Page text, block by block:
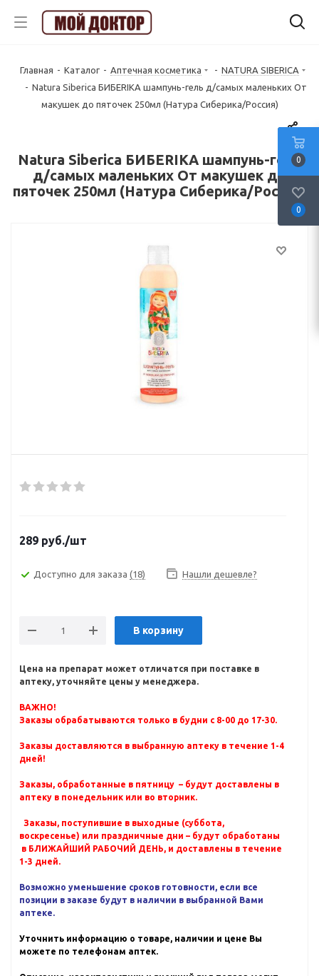
Главная - Каталог - Аптечная косметика - NATURA SIBERICA
- Natura Siberica БИБЕRIKA шампунь-гель д/самых маленьких От
макушек до пяточек 250мл (Натура Сиберика/Россия)
Natura Siberica БИБЕRIKA шампунь-гель
д/самых маленьких От макушек до
пяточек 250мл (Натура Сиберика/Россия)
289 руб./шт
Доступно для заказа (18) Нашли дешевле?
В корзину
Цена на препарат может отличатся при поставке в
аптеку, уточняйте цены у менеджера.
ВАЖНО!
Заказы обрабатываются только в будни с 8-00 до 17-30.
Заказы доставляются в выбранную аптеку в течение 1-4
дней!
Заказы, обработанные в пятницу – будут доставлены в
аптеку в понедельник или во вторник.
Заказы, поступившие в выходные (суббота,
воскресенье) или праздничные дни – будут обработаны
в БЛИЖАЙШИЙ РАБОЧИЙ ДЕНЬ, и доставлены в течение
1-3 дней.
Возможно уменьшение сроков готовности, если все
позиции в заказе будут в наличии в выбранной Вами
аптеке.
Уточнить информацию о товаре, наличии и цене Вы
можете по телефонам аптек.
0
0